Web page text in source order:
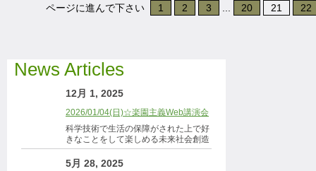
ページに進んで下さい 1 2 3 20 21 22
News Articles
12月 1, 2025
2026/01/04(日)☆楽園主義Web講演会
科学技術で生活の保障がされた上で好
きなことをして楽しめる未来社会創造
5月 28, 2025